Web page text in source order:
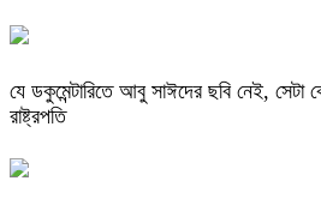
যে ডকুমেন্টারিতে আবু সাঈদের ছবি নেই, সেটা
রাষ্ট্রপতি